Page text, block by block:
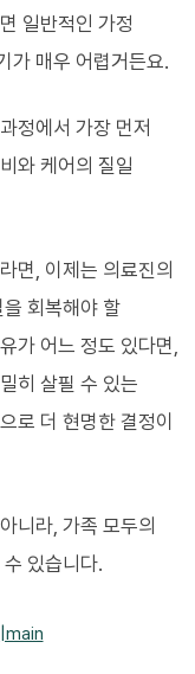
일반적인 가정
가 매우 어렵거든요.
정에서 가장 먼저
와 케어의 질일
면, 이제는 의료진의
회복해야 할
가 어느 정도 있다면,
히 살필 수 있는
로 더 현명한 결정이
니라, 가족 모두의
있습니다.